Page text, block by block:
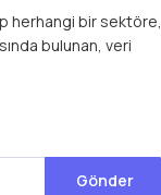
herhangi bir sektöre,
bulunan, veri
Gönder